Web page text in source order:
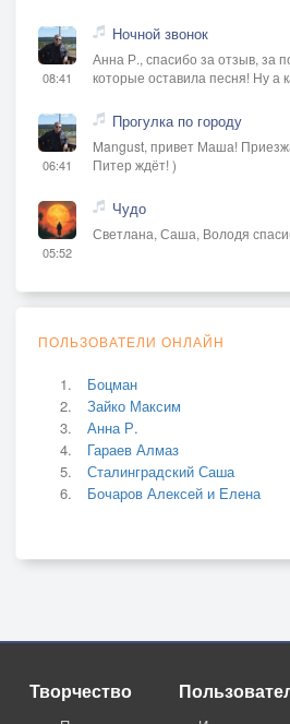
08:41
Ночной звонок
Анна Р., спасибо за отзыв, за
которые оставила песня! Ну а
06:41
Прогулка по городу
Mangust, привет Маша!
Питер ждёт! )
05:52
Чудо
Светлана, Саша, Володя
ПОЛЬЗОВАТЕЛИ ОНЛАЙН
Боцман
Зайко Максим
Анна Р.
Гараев Алмаз
Сталинградский Саша
Бочаров Алексей и Елена
Творчество